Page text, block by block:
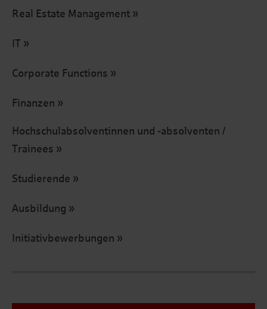
Real Estate Management
IT
Corporate Functions
Finanzen
Hochschulabsolventinnen und -absolventen /
Trainees
Studierende
Ausbildung
Initiativbewerbungen